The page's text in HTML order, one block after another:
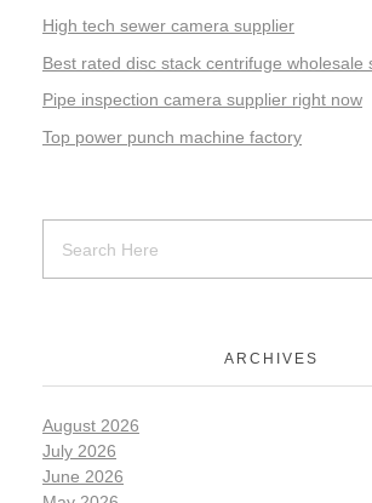
High tech sewer camera supplier
Best rated disc stack centrifuge wholesale
Pipe inspection camera supplier right now
Top power punch machine factory
ARCHIVES
August 2026
July 2026
June 2026